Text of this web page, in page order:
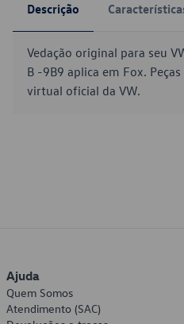
Descrição
Vedação original para seu
B -9B9 aplica em Fox.
virtual oficial da VW.
Ajuda
Quem Somos
Atendimento (SAC)